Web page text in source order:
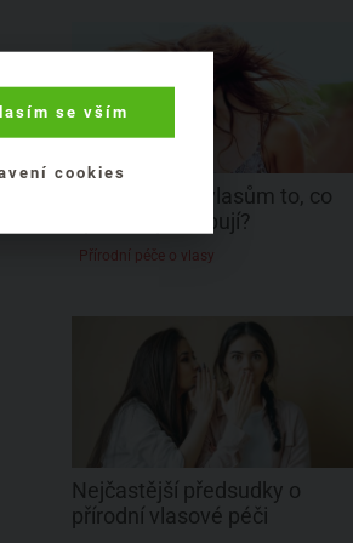
Jak dát svým vlasům to, co
opravdu potřebují?
Přírodní péče o vlasy
Nejčastější předsudky o
přírodní vlasové péči
se vším
cookies